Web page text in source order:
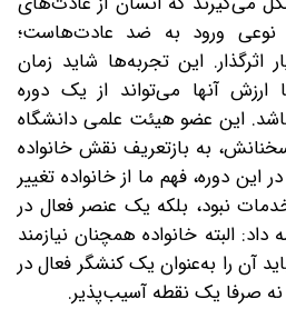
نوعی ورود به ضد عادت‌هاست؛
اثرگذار. این تجربه‌ها شاید زمان
ارزش آنها می‌تواند از یک دوره
این عضو هیئت علمی دانشگاه
به بازتعریف نقش خانواده
دوره، فهم ما از خانواده تغییر
نبود، بلکه یک عنصر فعال در
داد: البته خانواده همچنان نیازمند
آن را به‌عنوان یک کنشگر فعال در
صرفا یک نقطه آسیب‌پذیر.